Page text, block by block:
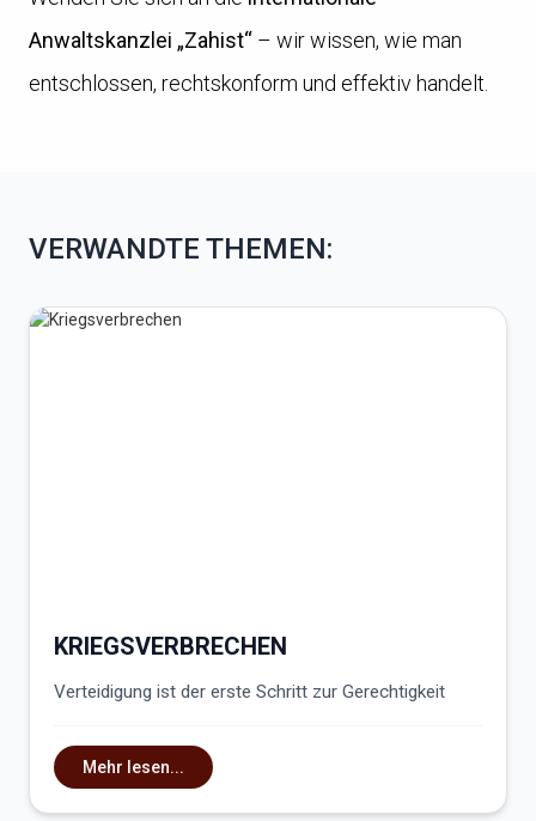
Anwaltskanzlei „Zahist“ – wir wissen, wie man
entschlossen, rechtskonform und effektiv handelt.
VERWANDTE THEMEN:
KRIEGSVERBRECHEN
Verteidigung ist der erste Schritt zur Gerechtigkeit
Mehr lesen...